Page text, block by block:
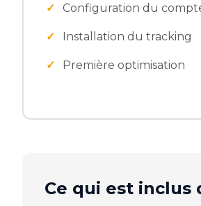
Configuration du
Installation du tracking
Première optimisation
Ce qui est inclus